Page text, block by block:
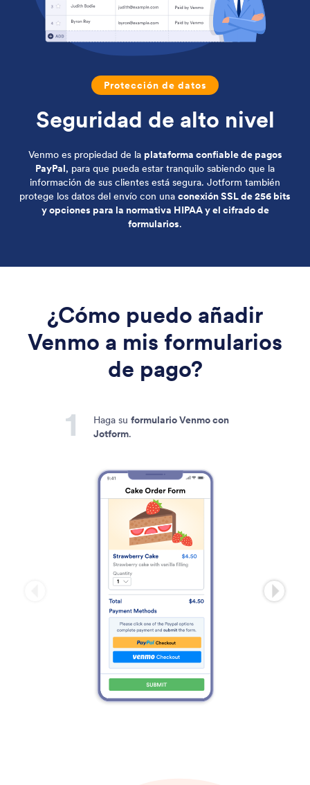
Protección de datos
Seguridad de alto nivel
Venmo es propiedad de la plataforma confiable de pagos
PayPal, para que pueda estar tranquilo sabiendo que la
información de sus clientes está segura. Jotform también
protege los datos del envío con una conexión SSL de 256 bits
y opciones para la normativa HIPAA y el cifrado de
formularios.
¿Cómo puedo añadir
Venmo a mis formularios
de pago?
Haga suformulario Venmo con
Jotform.